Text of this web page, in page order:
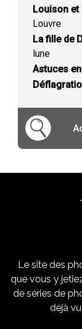
Louison
Louvre
La fille de
lune
Astuces
Le site des
que vous y
de séries de
déjà